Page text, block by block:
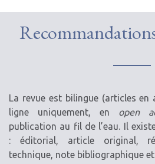
La revue est bilingue (articles en
ligne uniquement, en open
publication au fil de l’eau. Il
: éditorial, article original,
technique, note bibliographique